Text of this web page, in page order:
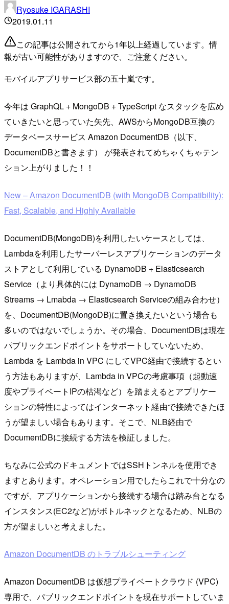
Ryosuke IGARASHI
2019.01.11
この記事は公開されてから1年以上経過しています。情
報が古い可能性がありますので、ご注意ください。
モバイルアプリサービス部の五十嵐です。
今年は GraphQL + MongoDB + TypeScript なスタックを広め
ていきたいと思っていた矢先、AWSからMongoDB互換の
データベースサービス Amazon DocumentDB（以下、
DocumentDBと書きます） が発表されてめちゃくちゃテン
ション上がりました！！
New – Amazon DocumentDB (with MongoDB Compatibility):
Fast, Scalable, and Highly Available
DocumentDB(MongoDB)を利用したいケースとしては、
Lambdaを利用したサーバーレスアプリケーションのデータ
ストアとして利用している DynamoDB + Elasticsearch
Service（より具体的には DynamoDB → DynamoDB
Streams → Lmabda → Elasticsearch Serviceの組み合わせ）
を、DocumentDB(MongoDB)に置き換えたいという場合も
多いのではないでしょうか。その場合、DocumentDBは現在
パブリックエンドポイントをサポートしていないため、
Lambda を Lambda in VPC にしてVPC経由で接続するとい
う方法もありますが、Lambda in VPCの考慮事項（起動速
度やプライベートIPの枯渇など）を踏まえるとアプリケー
ションの特性によってはインターネット経由で接続できたほ
うが望ましい場合もあります。そこで、NLB経由で
DocumentDBに接続する方法を検証しました。
ちなみに公式のドキュメントではSSHトンネルを使用でき
ますとあります。オペレーション用でしたらこれで十分なの
ですが、アプリケーションから接続する場合は踏み台となる
インスタンス(EC2など)がボトルネックとなるため、NLBの
方が望ましいと考えました。
Amazon DocumentDB のトラブルシューティング
Amazon DocumentDB は仮想プライベートクラウド (VPC)
専用で、パブリックエンドポイントを現在サポートしていま